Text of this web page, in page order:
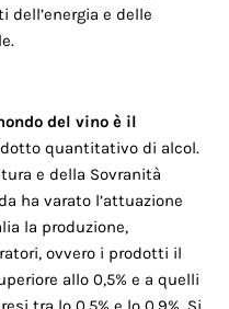
dell’energia e delle
del vino è il
quantitativo di alcol.
e della Sovranità
ha varato l’attuazione
la produzione,
ovvero i prodotti il
allo 0,5% e a quelli